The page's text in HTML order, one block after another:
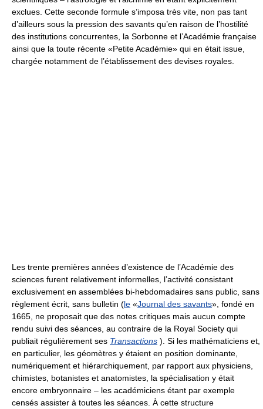
exclues. Cette seconde formule s’imposa très vite, non pas tant
d’ailleurs sous la pression des savants qu’en raison de l’hostilité
des institutions concurrentes, la Sorbonne et l’Académie française
ainsi que la toute récente «Petite Académie» qui en était issue,
chargée notamment de l’établissement des devises royales.
Les trente premières années d’existence de l’Académie des
sciences furent relativement informelles, l’activité consistant
exclusivement en assemblées bi-hebdomadaires sans public, sans
règlement écrit, sans bulletin (le «Journal des savants», fondé en
1665, ne proposait que des notes critiques mais aucun compte
rendu suivi des séances, au contraire de la Royal Society qui
publiait régulièrement ses Transactions ). Si les mathématiciens et,
en particulier, les géomètres y étaient en position dominante,
numériquement et hiérarchiquement, par rapport aux physiciens,
chimistes, botanistes et anatomistes, la spécialisation y était
encore embryonnaire – les académiciens étant par exemple
censés assister à toutes les séances. À cette structure